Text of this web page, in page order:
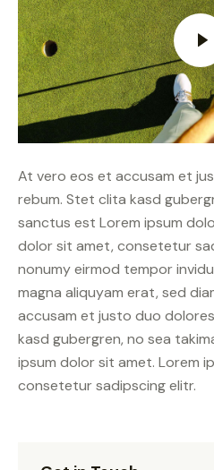
At vero eos et accusam et
rebum. Stet clita kasd
sanctus est Lorem ipsum
dolor sit amet, consetetur
nonumy eirmod tempor
magna aliquyam erat, sed
accusam et justo duo
kasd gubergren, no sea
ipsum dolor sit amet. Lorem
consetetur sadipscing elitr.